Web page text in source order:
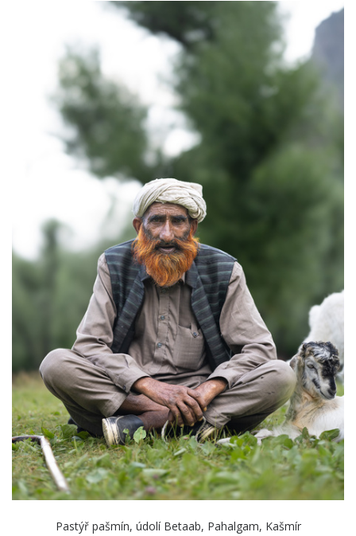
Pastýř pašmín, údolí Betaab, Pahalgam, Kašmír